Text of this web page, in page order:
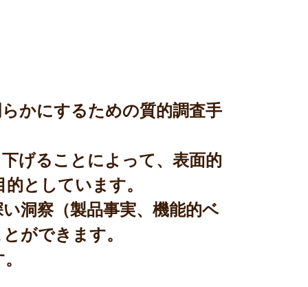
かにするための質的調査手
げることによって、表面的
としています。
洞察（製品事実、機能的ベ
ができます。